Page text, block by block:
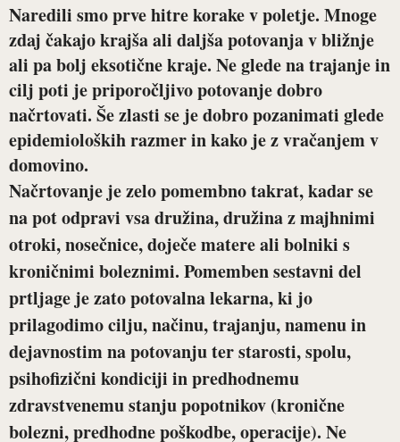
Naredili smo prve hitre korake v poletje. Mnoge
zdaj čakajo krajša ali daljša potovanja v bližnje
ali pa bolj eksotične kraje. Ne glede na trajanje in
cilj poti je priporočljivo potovanje dobro
načrtovati. Še zlasti se je dobro pozanimati glede
epidemioloških razmer in kako je z vračanjem v
domovino.
Načrtovanje je zelo pomembno takrat, kadar se
na pot odpravi vsa družina, družina z majhnimi
otroki, nosečnice, doječe matere ali bolniki s
kroničnimi boleznimi. Pomemben sestavni del
prtljage je zato potovalna lekarna, ki jo
prilagodimo cilju, načinu, trajanju, namenu in
dejavnostim na potovanju ter starosti, spolu,
psihofizični kondiciji in predhodnemu
zdravstvenemu stanju popotnikov (kronične
bolezni, predhodne poškodbe, operacije). Ne